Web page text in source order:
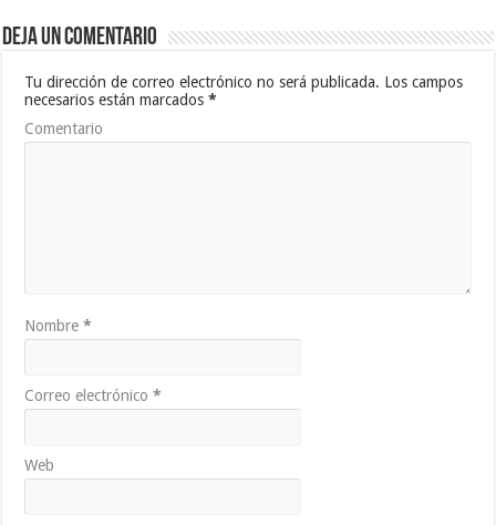
Deja un comentario
Tu dirección de correo electrónico no será publicada. Los campos
necesarios están marcados*
Comentario
Nombre*
Correo electrónico*
Web